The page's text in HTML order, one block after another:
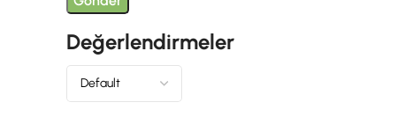
Değerlendirmeler